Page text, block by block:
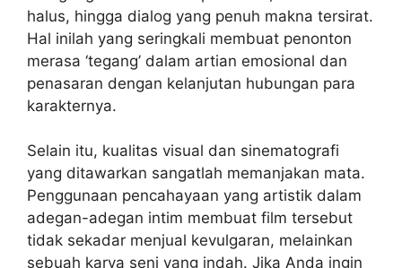
halus, hingga dialog yang penuh makna tersirat.
Hal inilah yang seringkali membuat penonton
merasa ‘tegang’ dalam artian emosional dan
penasaran dengan kelanjutan hubungan para
karakternya.
Selain itu, kualitas visual dan sinematografi
yang ditawarkan sangatlah memanjakan mata.
Penggunaan pencahayaan yang artistik dalam
adegan-adegan intim membuat film tersebut
tidak sekadar menjual kevulgaran, melainkan
sebuah karya seni yang indah. Jika Anda ingin